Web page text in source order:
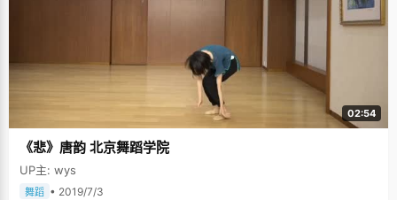
02:54
《悲》唐韵 北京舞蹈学院
UP主: wys
舞蹈 • 2019/7/3